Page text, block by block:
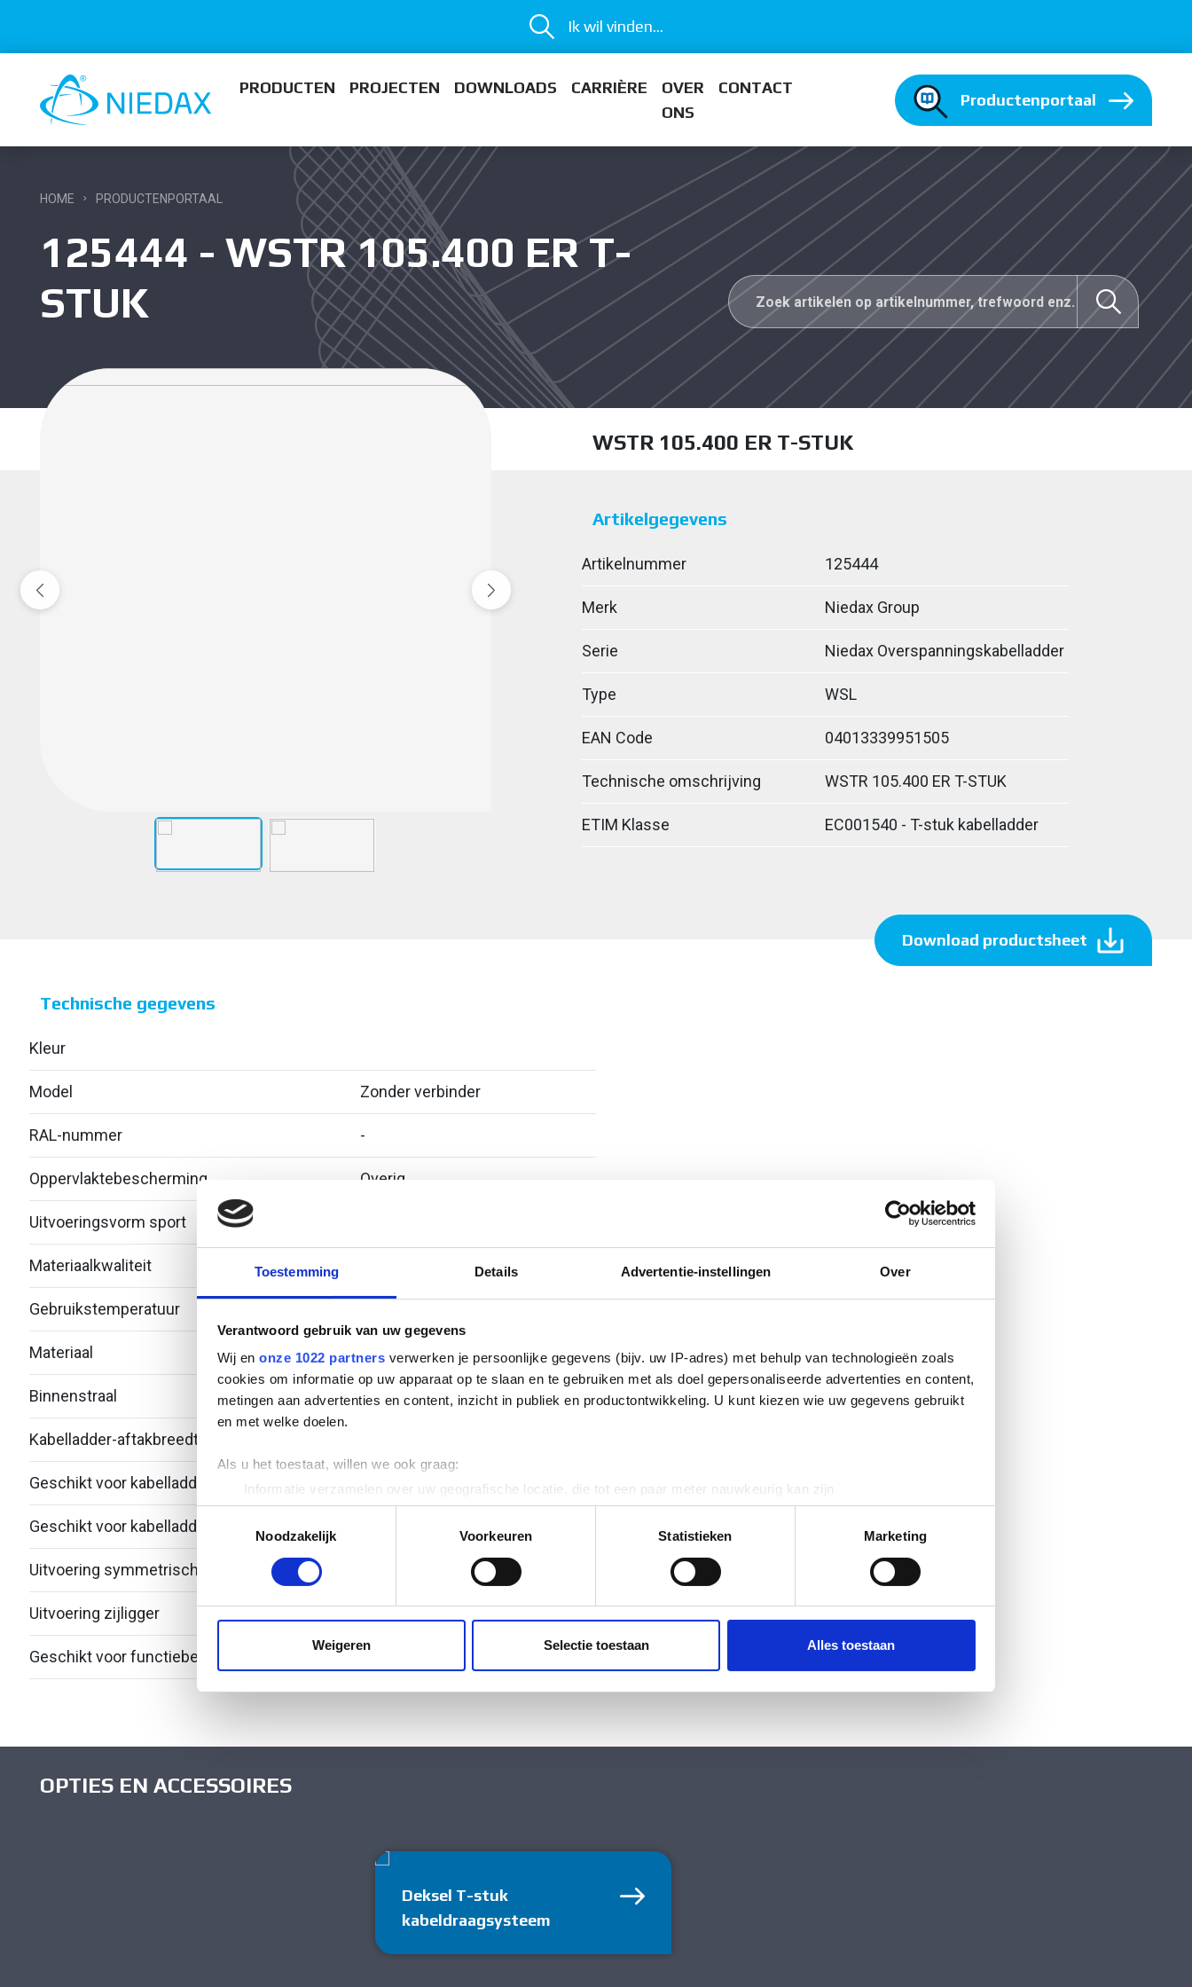
Toestemming Details Advertentie-instellingen Over
Verantwoord gebruik van uw gegevens
Wij en onze 1022 partners verwerken je persoonlijke gegevens (bijv. uw IP-adres) met behulp van technologieën zoals
cookies om informatie op uw apparaat op te slaan en te gebruiken met als doel gepersonaliseerde advertenties en content,
metingen aan advertenties en content, inzicht in publiek en productontwikkeling. U kunt kiezen wie uw gegevens gebruikt
en met welke doelen.
Als u het toestaat, willen we ook graag:
Informatie verzamelen over uw geografische locatie, die tot een paar meter nauwkeurig kan zijn
Uw apparaat identificeren door het actief te scannen op specifieke eigenschappen (fingerprinting)
Lees meer over hoe uw persoonlijke gegevens worden verwerkt en stel uw voorkeuren in het
detailgedeeltein. U kunt uw
toestemming op elk moment wijzigen of intrekken in de Cookieverklaring.
websiteverkeer te analyseren. Ook delen we informatie over uw gebruik van onze site met onze partners voor social
media, adverteren en analyse. Deze partners kunnen deze gegevens combineren met andere informatie die u aan ze heeft
Noodzakelijk
Voorkeuren Statistieken Marketing
Weigeren Selectie toestaan Alles toestaan
Ik wil vinden...
PRODUCTEN PROJECTEN DOWNLOADS CARRIÈRE
OVER
ONS
CONTACT
Productenportaal
HOME PRODUCTENPORTAAL
125444 - WSTR 105.400 ER T-
STUK
WSTR 105.400 ER T-STUK
Artikelgegevens
Artikelnummer 125444
Merk Niedax Group
Serie Niedax Overspanningskabelladder
Type WSL
EAN Code 04013339951505
Technische omschrijving WSTR 105.400 ER T-STUK
ETIM Klasse EC001540 - T-stuk kabelladder
Download productsheet
Technische gegevens
Kleur
Model Zonder verbinder
RAL-nummer -
Oppervlaktebescherming Overig
Uitvoeringsvorm sport
Materiaalkwaliteit RVS 304 (1.4301)
Gebruikstemperatuur
Materiaal Roestvaststaal (RVS)
Binnenstraal 500
Kabelladder-aftakbreedte
Geschikt voor kabelladderbreedte 400
Geschikt voor kabelladderhoogte
Uitvoering symmetrisch
Uitvoering zijligger
Geschikt voor functiebehoud
OPTIES EN ACCESSOIRES
Deksel T-stuk
kabeldraagsysteem